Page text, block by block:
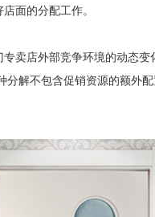
面的分配工作。
卖店外部竞争环境的动态
分解不包含促销资源的额外